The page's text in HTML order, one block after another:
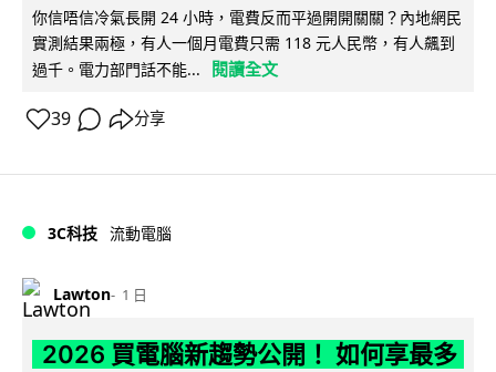
你信唔信冷氣長開 24 小時，電費反而平過開開關關？內地網民
實測結果兩極，有人一個月電費只需 118 元人民幣，有人飆到
過千。電力部門話不能...
閱讀全文
39 分享
3C科技 流動電腦
Lawton 1 日
2026 買電腦新趨勢公開！ 如何享最多